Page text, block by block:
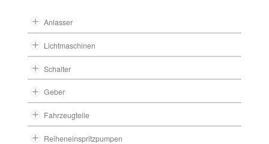
Anlasser
Lichtmaschinen
Schalter
Geber
Fahrzeugteile
Reiheneinspritzpumpen